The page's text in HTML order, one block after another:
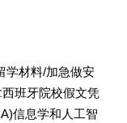
学材料/加急做安
班牙院校假文凭
信息学和人工智